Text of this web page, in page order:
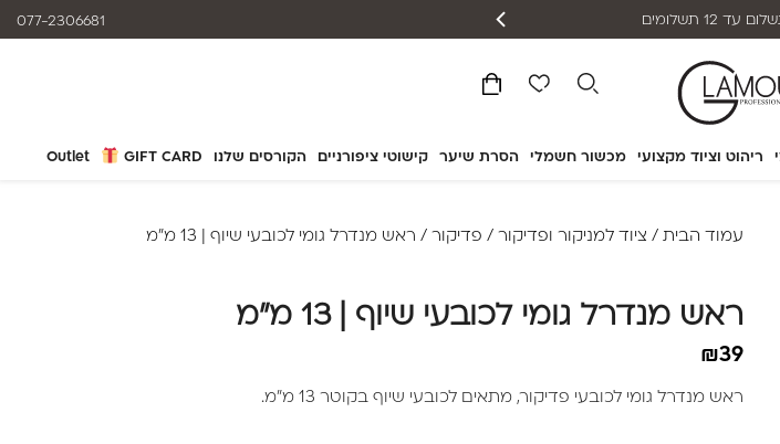
ריהוט וציוד מקצועי מכשור חשמלי הסרת שיער קישוטי ציפורניים הקורסים שלנו GIFT CARD
Outlet
077-2306681 12 תשלומים
עמוד הבית / ציוד למניקור ופדיקור / פדיקור / ראש מנדרל גומי לכובעי שיוף | 13 מ"מ
ראש מנדרל גומי לכובעי שיוף | 13 מ"מ
₪39
ראש מנדרל גומי לכובעי פדיקור, מתאים לכובעי שיוף בקוטר 13 מ"מ.